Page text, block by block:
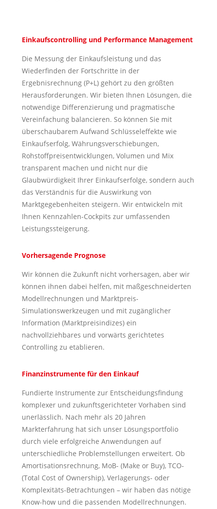
Einkaufscontrolling und Performance Management
Die Messung der Einkaufsleistung und das
Wiederfinden der Fortschritte in der
Ergebnisrechnung (P+L) gehört zu den größten
Herausforderungen. Wir bieten Ihnen Lösungen, die
notwendige Differenzierung und pragmatische
Vereinfachung balancieren. So können Sie mit
überschaubarem Aufwand Schlüsseleffekte wie
Einkaufserfolg, Währungsverschiebungen,
Rohstoffpreisentwicklungen, Volumen und Mix
transparent machen und nicht nur die
Glaubwürdigkeit Ihrer Einkaufserfolge, sondern auch
das Verständnis für die Auswirkung von
Marktgegebenheiten steigern. Wir entwickeln mit
Ihnen Kennzahlen-Cockpits zur umfassenden
Leistungssteigerung.
Vorhersagende Prognose
Wir können die Zukunft nicht vorhersagen, aber wir
können ihnen dabei helfen, mit maßgeschneiderten
Modellrechnungen und Marktpreis-
Simulationswerkzeugen und mit zugänglicher
Information (Marktpreisindizes) ein
nachvollziehbares und vorwärts gerichtetes
Controlling zu etablieren.
Finanzinstrumente für den Einkauf
Fundierte Instrumente zur Entscheidungsfindung
komplexer und zukunftsgerichteter Vorhaben sind
unerlässlich. Nach mehr als 20 Jahren
Markterfahrung hat sich unser Lösungsportfolio
durch viele erfolgreiche Anwendungen auf
unterschiedliche Problemstellungen erweitert. Ob
Amortisationsrechnung, MoB- (Make or Buy), TCO-
(Total Cost of Ownership), Verlagerungs- oder
Komplexitäts-Betrachtungen – wir haben das nötige
Know-how und die passenden Modellrechnungen.